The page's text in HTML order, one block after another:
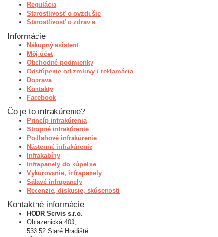
Regulácia
Starostlivosť o ovzdušie
Starostlivosť o zdravie
Informácie
Nákupný asistent
Môj účet
Obchodné podmienky
Odstúpenie od zmluvy / reklamácia
Doprava
Kontakty
Facebook
Čo je to infrakúrenie?
Princíp infrakúrenia
Stropné infrakúrenie
Podlahové infrakúrenie
Nástenné infrakúrenie
Infrakabíny
Infrapanely do kúpeľne
Vykurovanie, infrapanely
Sálavé infrapanely
Recenzie, diskusie, skúsenosti
Kontaktné informácie
HODR Servis s.r.o.
Ohrazenická 403,
533 52 Staré Hradiště